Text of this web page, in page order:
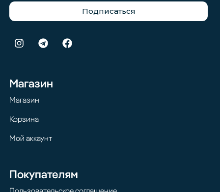
Подписаться
Магазин
Магазин
Корзина
Мой аккаунт
Покупателям